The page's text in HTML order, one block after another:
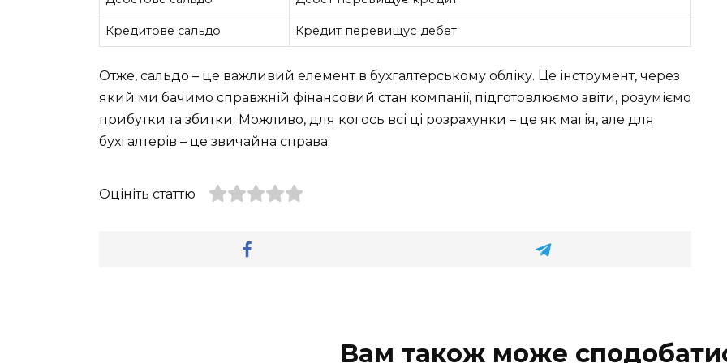
Кредитове сальдо Кредит перевищує дебет
Отже, сальдо – це важливий елемент в бухгалтерському обліку. Це інструмент, через
який ми бачимо справжній фінансовий стан компанії, підготовлюємо звіти, розуміємо
прибутки та збитки. Можливо, для когось всі ці розрахунки – це як магія, але для
бухгалтерів – це звичайна справа.
Оцініть статтю
Вам також може